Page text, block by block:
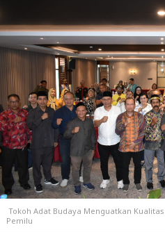
Tokoh Adat Budaya Menguatkan
Pemilu